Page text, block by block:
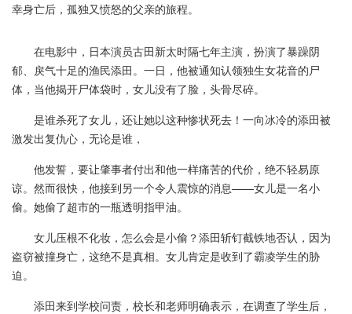
幸身亡后，孤独又愤怒的父亲的旅程。
在电影中，日本演员古田新太时隔七年主演，扮演了暴躁阴
郁、戾气十足的渔民添田。一日，他被通知认领独生女花音的尸
体，当他揭开尸体袋时，女儿没有了脸，头骨尽碎。
是谁杀死了女儿，还让她以这种惨状死去！一向冰冷的添田被
激发出复仇心，无论是谁，
他发誓，要让肇事者付出和他一样痛苦的代价，绝不轻易原
谅。然而很快，他接到另一个令人震惊的消息——女儿是一名小
偷。她偷了超市的一瓶透明指甲油。
女儿压根不化妆，怎么会是小偷？添田斩钉截铁地否认，因为
盗窃被撞身亡，这绝不是真相。女儿肯定是收到了霸凌学生的胁
迫。
添田来到学校问责，校长和老师明确表示，在调查了学生后，